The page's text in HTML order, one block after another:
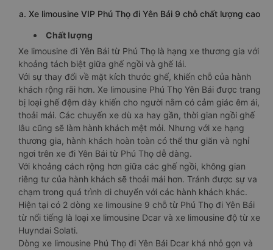
a. Xe limousine VIP Phú Thọ đi Yên Bái 9 chỗ chất lượng cao
Chất lượng
Xe limousine đi Yên Bái từ Phú Thọ là hạng xe thương gia với
khoảng tách biệt giữa ghế ngồi và ghế lái.
Với sự thay đổi về mặt kích thước ghế, khiến chỗ của hành
khách rộng rãi hơn. Xe limousine Phú Thọ Yên Bái được trang
bị loại ghế đệm dày khiến cho người nằm có cảm giác êm ái,
thoải mái. Các chuyến xe dù xa hay gần, thời gian ngồi ghế
lâu cũng sẽ làm hành khách mệt mỏi. Nhưng với xe hạng
thương gia, hành khách hoàn toàn có thể thư giãn và nghỉ
ngơi trên xe đi Yên Bái từ Phú Thọ dễ dàng.
Với khoảng cách rộng hơn giữa các ghế ngồi, không gian
riêng tư của hành khách sẽ thoải mái hơn. Tránh được sự va
chạm trong quá trình di chuyển với các hành khách khác.
Hiện tại có 2 dòng xe limousine 9 chỗ từ Phú Thọ đi Yên Bái
từ nổi tiếng là loại xe limousine Dcar và xe limousine độ từ xe
Huyndai Solati.
Dòng xe limousine Phú Thọ đi Yên Bái Dcar khá nhỏ gọn và